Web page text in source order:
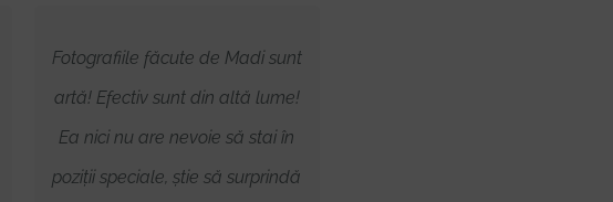
Fotografiile făcute de Madi sunt
artă! Efectiv sunt din altă lume!
Ea nici nu are nevoie să stai în
poziții speciale, știe să surprindă